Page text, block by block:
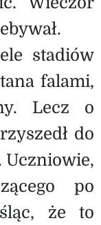
stadiów
falami,
Lecz o
do
Uczniowie,
po
że to